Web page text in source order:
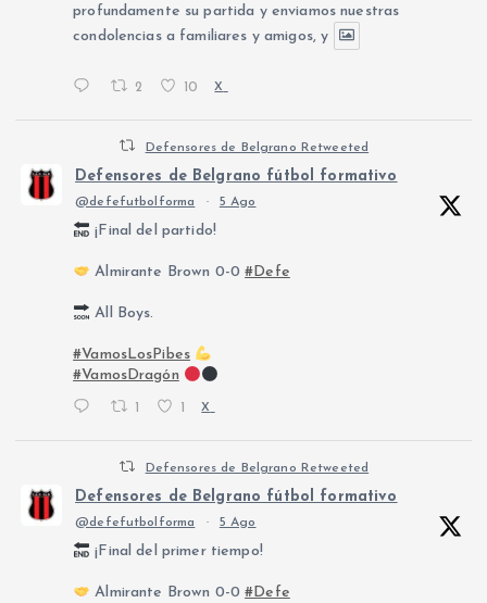
profundamente su partida y enviamos nuestras
condolencias a familiares y amigos, y
2 10 X
Defensores de Belgrano Retweeted
Defensores de Belgrano fútbol formativo
@defefutbolforma · 5 Ago
¡Final del partido!
Almirante Brown 0-0#Defe
All Boys.
#VamosLosPibes
#VamosDragón
X
Defensores de Belgrano Retweeted
Defensores de Belgrano fútbol formativo
@defefutbolforma · 5 Ago
¡Final del primer tiempo!
Almirante Brown 0-0#Defe